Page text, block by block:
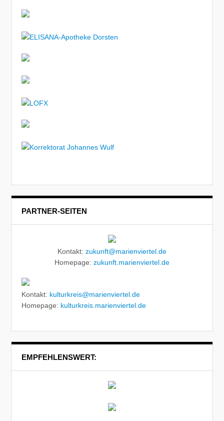
PARTNER-SEITEN
Kontakt: zukunft@marienviertel.de
Homepage: zukunft.marienviertel.de
Kontakt: kulturkreis@marienviertel.de
Homepage: kulturkreis.marienviertel.de
EMPFEHLENSWERT: